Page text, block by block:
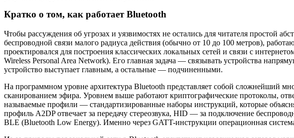
Кратко о том, как работает Bluetooth
Чтобы рассуждения об угрозах и уязвимостях не остались для читателя простой
беспроводной связи малого радиуса действия (обычно от 10 до 100 метров),
проектировался для построения классических локальных сетей и связи с
Wireless Personal Area Network). Его главная задача — связывать устройства
устройство выступает главным, а остальные — подчиненными.
На программном уровне архитектура Bluetooth представляет собой сложнейший
сканированием эфира. Уровнем выше работают криптографические протоколы,
называемые профили — стандартизированные наборы инструкций, которые
профиль A2DP отвечает за передачу стереозвука, HID — за подключение
BLE (Bluetooth Low Energy). Именно через GATT-инструкции операционная